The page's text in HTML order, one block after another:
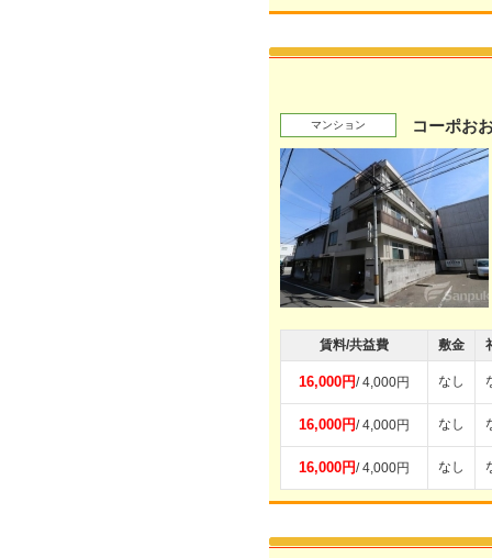
マンション コーポお
賃料/共益費 敷金
16,000円/ 4,000円 なし
16,000円/ 4,000円 なし
16,000円/ 4,000円 なし